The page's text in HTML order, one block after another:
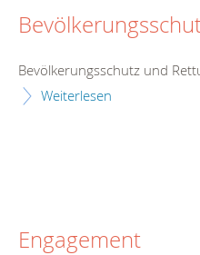
Bevölkerungsschutz und
Weiterlesen
Engagement